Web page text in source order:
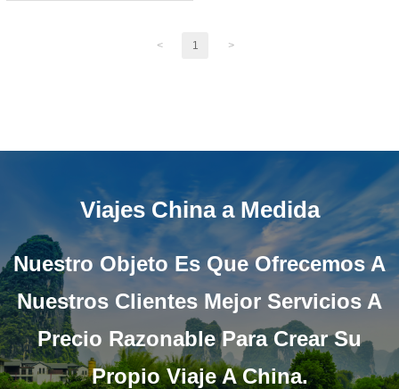
lista de Patrimonio Cultural
< 1 >
Nuestro Objeto Es Que Ofrecemos A
Nuestros Clientes Mejor Servicios A
Precio Razonable Para Crear Su
Propio Viaje A China.
Viajes China a Medida